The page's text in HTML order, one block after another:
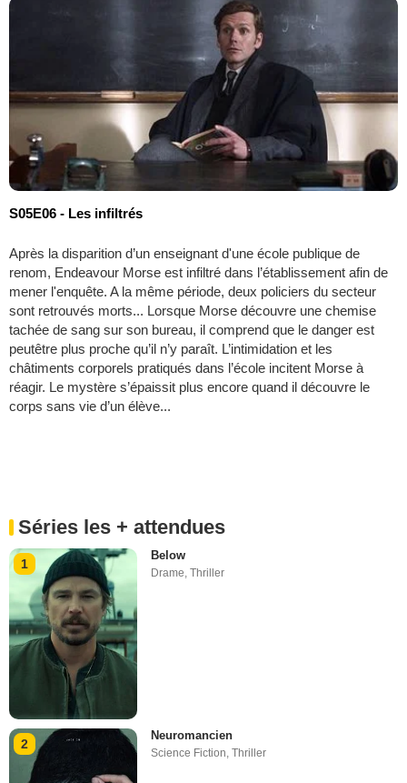
S05E06 - Les infiltrés
Après la disparition d’un enseignant d'une école publique de
renom, Endeavour Morse est infiltré dans l’établissement afin de
mener l'enquête. A la même période, deux policiers du secteur
sont retrouvés morts... Lorsque Morse découvre une chemise
tachée de sang sur son bureau, il comprend que le danger est
peutêtre plus proche qu’il n’y paraît. L’intimidation et les
châtiments corporels pratiqués dans l’école incitent Morse à
réagir. Le mystère s’épaissit plus encore quand il découvre le
corps sans vie d’un élève...
Séries les + attendues
1
Below
Drame ,Thriller
2
Neuromancien
Science Fiction,Thriller